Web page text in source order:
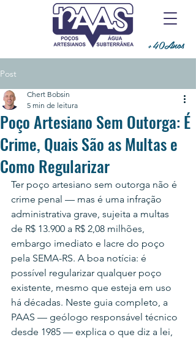
+40Anos
Post
Poço Artesiano Sem Outorga: É
Crime, Quais São as Multas e
Como Regularizar
Chert Bobsin
5 min de leitura
Ter poço artesiano sem outorga não é
crime penal — mas é uma infração
administrativa grave, sujeita a multas
de R$ 13.900 a R$ 2,08 milhões,
embargo imediato e lacre do poço
pela SEMA-RS. A boa notícia: é
possível regularizar qualquer poço
existente, mesmo que esteja em uso
há décadas. Neste guia completo, a
PAAS — geólogo responsável técnico
desde 1985 — explica o que diz a lei,